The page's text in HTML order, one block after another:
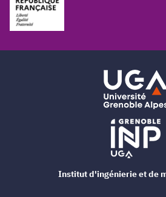
Institut d'ingénierie et de